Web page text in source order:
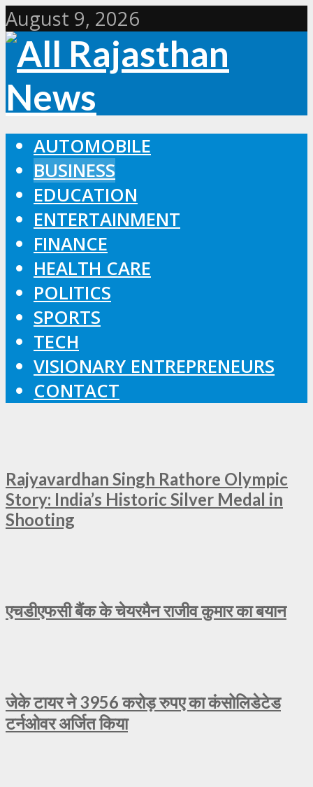
August 9, 2026
AUTOMOBILE
BUSINESS
EDUCATION
ENTERTAINMENT
FINANCE
HEALTH CARE
POLITICS
SPORTS
TECH
VISIONARY ENTREPRENEURS
CONTACT
Rajyavardhan Singh Rathore Olympic
Story: India’s Historic Silver Medal in
Shooting
एचडीएफसी बैंक के चेयरमैन राजीव कुमार का बयान
जेके टायर ने 3956 करोड़ रुपए का कंसोलिडेटेड
टर्नओवर अर्जित किया